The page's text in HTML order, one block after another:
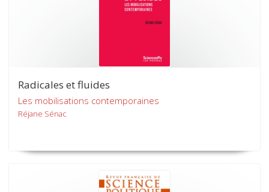
Radicales et fluides
Les mobilisations contemporaines
Réjane Sénac